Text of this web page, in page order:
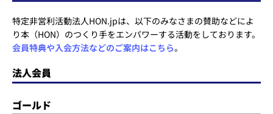
特定非営利活動法人HON.jpは、以下のみなさまの賛助などによ
り本（HON）のつくり手をエンパワーする活動をしております。
会員特典や入会方法などのご案内はこちら。
法人会員
ゴールド